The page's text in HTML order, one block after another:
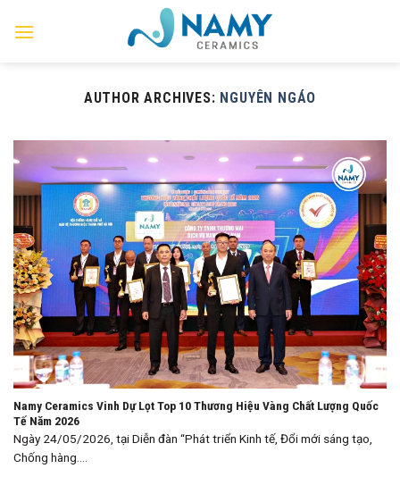
AUTHOR ARCHIVES: NGUYÊN NGÁO
Namy Ceramics Vinh Dự Lọt Top 10 Thương Hiệu Vàng Chất Lượng Quốc
Tế Năm 2026
Ngày 24/05/2026, tại Diễn đàn “Phát triển Kinh tế, Đổi mới sáng tạo,
Chống hàng....